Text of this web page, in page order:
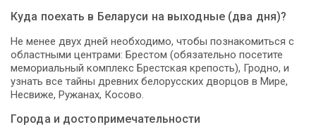
Куда поехать в Беларуси на выходные (два дня)?
Не менее двух дней необходимо, чтобы познакомиться с
областными центрами: Брестом (обязательно посетите
мемориальный комплекс Брестская крепость), Гродно, и
узнать все тайны древних белорусских дворцов в Мире,
Несвиже, Ружанах, Косово.
Города и достопримечательности